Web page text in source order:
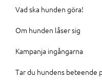
Vad ska hunden göra!
Om hunden låser sig
Kampanja ingångarna
Tar du hundens beteende